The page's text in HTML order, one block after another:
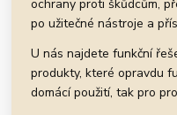
ochrany proti škůdcům,
po užitečné nástroje a
U nás najdete funkční
produkty, které opravdu
domácí použití, tak pro